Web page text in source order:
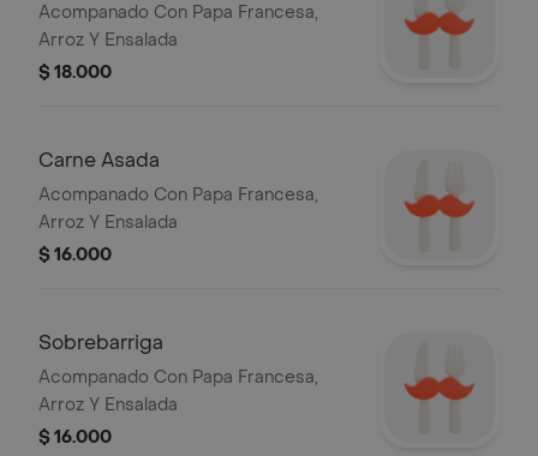
Acompanado Con Papa Francesa,
Arroz Y Ensalada
$ 18.000
Carne Asada
Acompanado Con Papa Francesa,
Arroz Y Ensalada
$ 16.000
Sobrebarriga
Acompanado Con Papa Francesa,
Arroz Y Ensalada
$ 16.000